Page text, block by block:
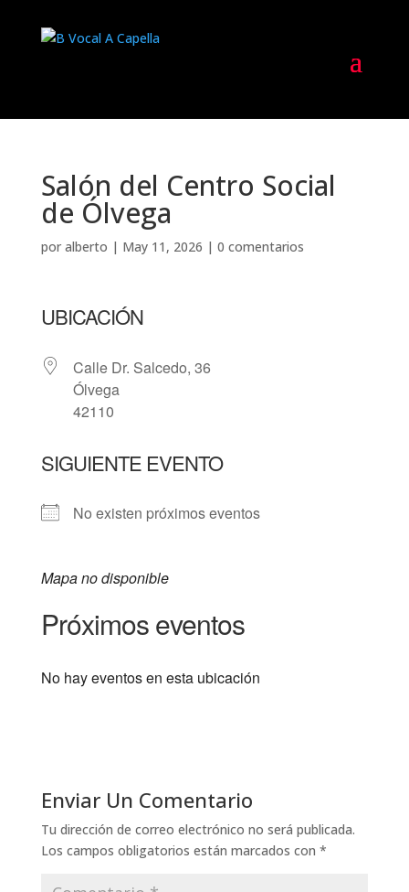
Salón del Centro Social
de Ólvega
por alberto | May 11, 2026 | 0 comentarios
UBICACIÓN
Calle Dr. Salcedo, 36
Ólvega
42110
SIGUIENTE EVENTO
No existen próximos eventos
Mapa no disponible
Próximos eventos
No hay eventos en esta ubicación
Enviar Un Comentario
Tu dirección de correo electrónico no será publicada.
Los campos obligatorios están marcados con *